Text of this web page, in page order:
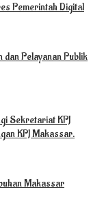
Pemerintah Digital
Pelayanan Publik
Sekretariat KPJ
KPJ Makassar.
Makassar